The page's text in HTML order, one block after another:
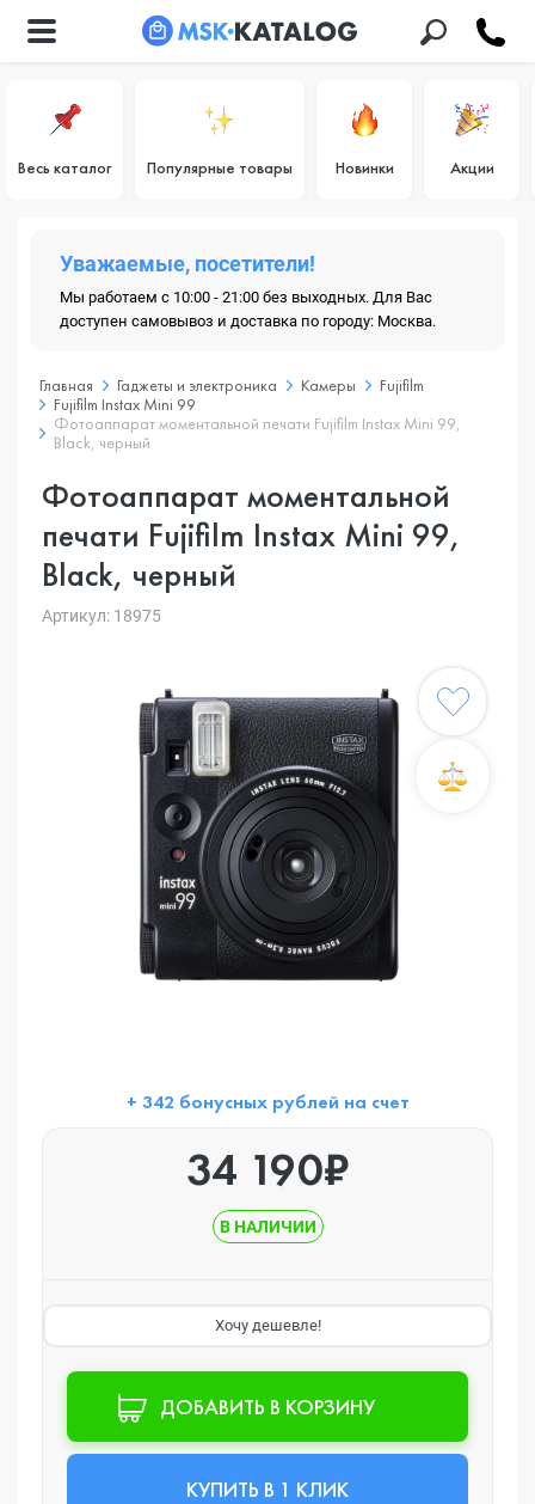
Весь каталог Популярные товары Новинки Акции
Уважаемые, посетители!
Мы работаем с 10:00 - 21:00 без выходных. Для Вас
доступен самовывоз и доставка по городу: Москва.
Главная Гаджеты и электроника Камеры
Fujifilm
Fujifilm Instax Mini 99
Фотоаппарат моментальной печати Fujifilm Instax Mini 99,
Black, черный
Фотоаппарат моментальной
печати Fujifilm Instax Mini 99,
Black, черный
Артикул: 18975
+ 342 бонусных рублей на счет
34 190₽
В НАЛИЧИИ
Хочу дешевле!
ДОБАВИТЬ В КОРЗИНУ
КУПИТЬ В 1 КЛИК